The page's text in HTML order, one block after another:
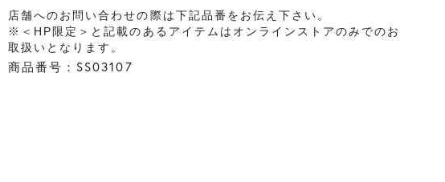
店舗へのお問い合わせの際は下記品番をお伝え下さい。
※＜HP限定＞と記載のあるアイテムはオンラインストアのみでのお
取扱いとなります。
商品番号：SS03107